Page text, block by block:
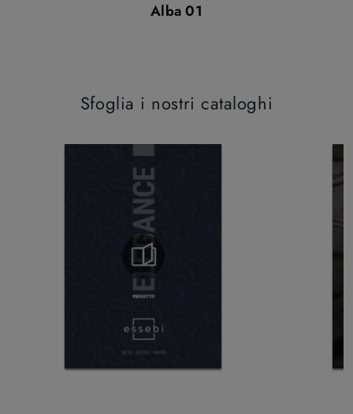
Alba 01
Sfoglia i nostri cataloghi